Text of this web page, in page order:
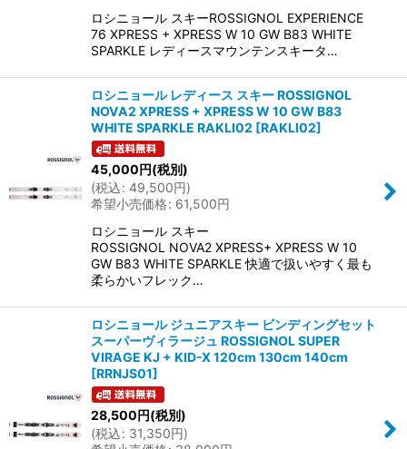
ロシニョール スキーROSSIGNOL EXPERIENCE
76 XPRESS + XPRESS W 10 GW B83 WHITE
SPARKLE レディースマウンテンスキータ…
ロシニョール レディース スキー ROSSIGNOL
NOVA2 XPRESS + XPRESS W 10 GW B83
WHITE SPARKLE RAKLI02 [RAKLI02]
45,000円(税別)
(税込: 49,500円)
希望小売価格: 61,500円
ロシニョール スキー
ROSSIGNOL NOVA2 XPRESS+ XPRESS W 10
GW B83 WHITE SPARKLE 快適で扱いやすく最も
柔らかいフレック…
ロシニョール ジュニアスキー ビンディングセット
スーパーヴィラージュ ROSSIGNOL SUPER
VIRAGE KJ + KID-X 120cm 130cm 140cm
[RRNJS01]
28,500円(税別)
(税込: 31,350円)